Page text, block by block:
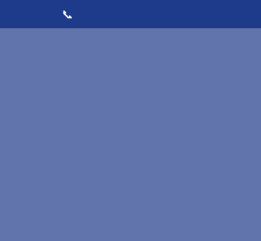
📞